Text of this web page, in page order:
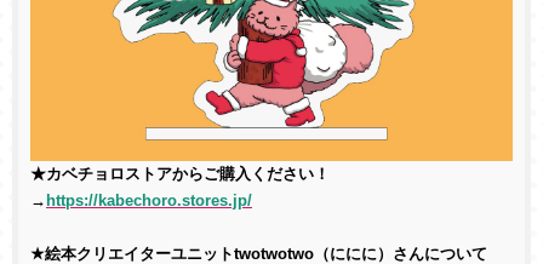
★カベチョロストアからご購入ください！
→ https://kabechoro.stores.jp/
★絵本クリエイターユニットtwotwotwo（ににに）さんについて